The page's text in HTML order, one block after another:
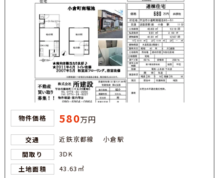
物件価格 580万円
交通
近鉄京都線 小倉駅
間取り
3DK
土地面積
43.63㎡